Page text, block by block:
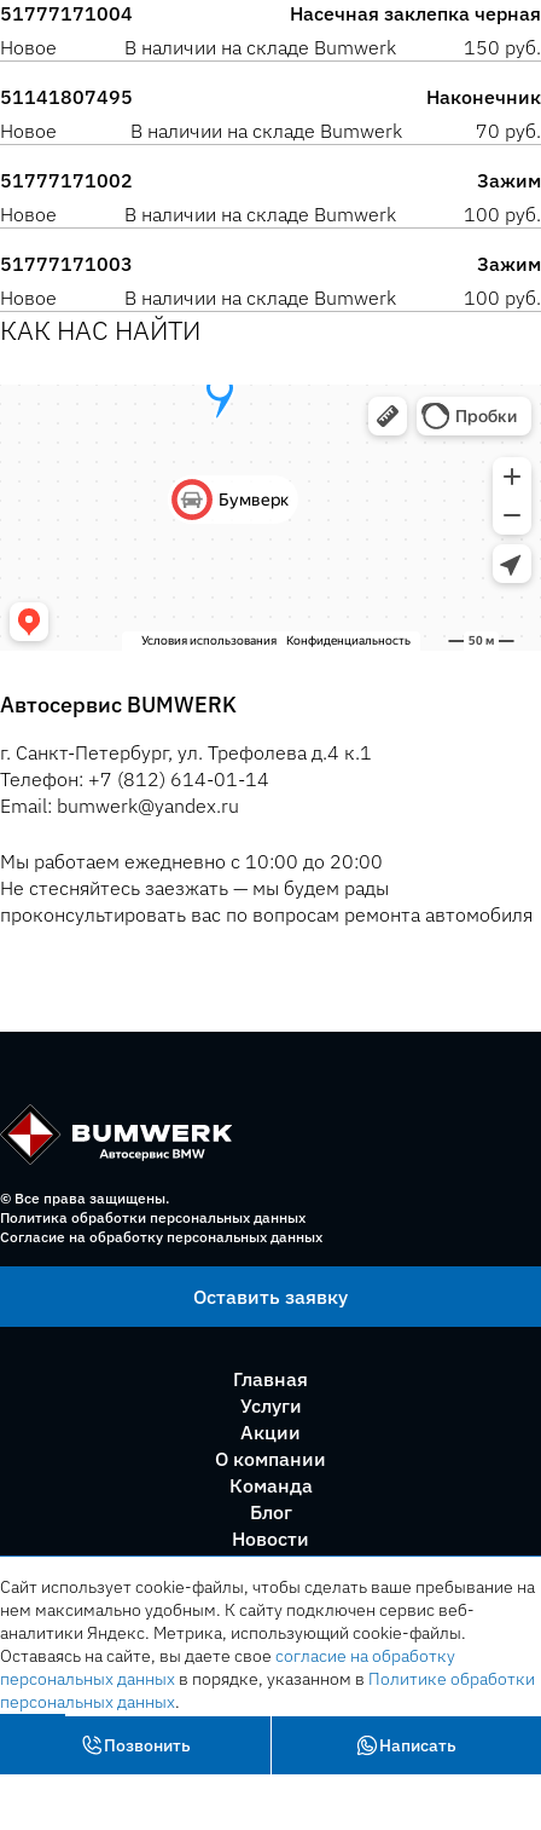
51777171004
Насечная заклепка черная
Новое
В наличии на складе Bumwerk 150 руб.
51141807495
Наконечник
Новое
В наличии на складе Bumwerk 70 руб.
51777171002
Зажим
Новое
В наличии на складе Bumwerk 100 руб.
51777171003
Зажим
Новое
В наличии на складе Bumwerk 100 руб.
КАК НАС НАЙТИ
Автосервис BUMWERK
г. Санкт-Петербург, ул. Трефолева д.4 к.1
Телефон: +7 (812) 614-01-14
Email: bumwerk@yandex.ru
Мы работаем ежедневно с 10:00 до 20:00
Не стесняйтесь заезжать — мы будем рады
проконсультировать вас по вопросам ремонта автомобиля
© Все права защищены.
Политика обработки персональных данных
Согласие на обработку персональных данных
Оставить заявку
Главная
Услуги
Акции
О компании
Команда
Блог
Новости
Позвонить Написать
Сайт использует cookie-файлы, чтобы сделать ваше пребывание на
нем максимально удобным. К cайту подключен сервис веб-
аналитики Яндекс. Метрика, использующий cookie-файлы.
Оставаясь на сайте, вы даете свое согласие на обработку
персональных данных в порядке, указанном в Политике обработки
персональных данных.